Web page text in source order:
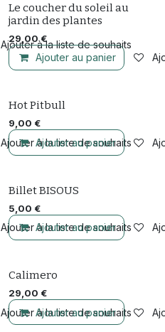
Ajouter à la liste de souhaits
Le coucher du soleil au
jardin des plantes
29,00€
Ajouter au panier
Ajouter à la liste de souhaits
+ coloris
Hot Pitbull
9,00 €
Ajouter au panier
Ajouter à la liste de souhaits
Billet BISOUS
5,00 €
Ajouter au panier
Ajouter à la liste de souhaits
Calimero
29,00 €
Ajouter au panier